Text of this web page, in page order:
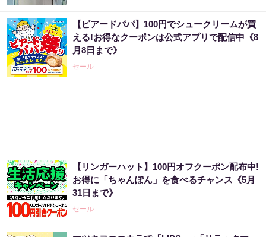
「え、こんなセールやってたの？」80％OFF
以上が続々登場！Amazonの本気が...
PR（Amazon）
「え、こんなセールやってたの？」80％OFF
以上が続々登場！Amazonの本気が...
PR（Amazon）
【ビアードパパ】100円でシュークリームが買
える!お得なクーポンは公式アプリで配信中《8
月8日まで》
セール
【リンガーハット】100円オフクーポン配布中!
お得に「ちゃんぽん」を食べるチャンス《5月
31日まで》
セール